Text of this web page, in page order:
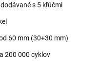
s 5 kľúčmi
60 mm (30+30 mm)
200 000 cyklov